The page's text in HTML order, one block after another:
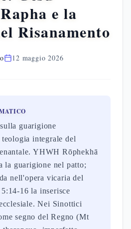
e la
Risanamento
12 maggio 2026
guarigione
integrale del
YHWH Rōphekhā
la guarigione nel patto;
nell'opera vicaria del
16 la inserisce
Nei Sinottici
segno del Regno (Mt